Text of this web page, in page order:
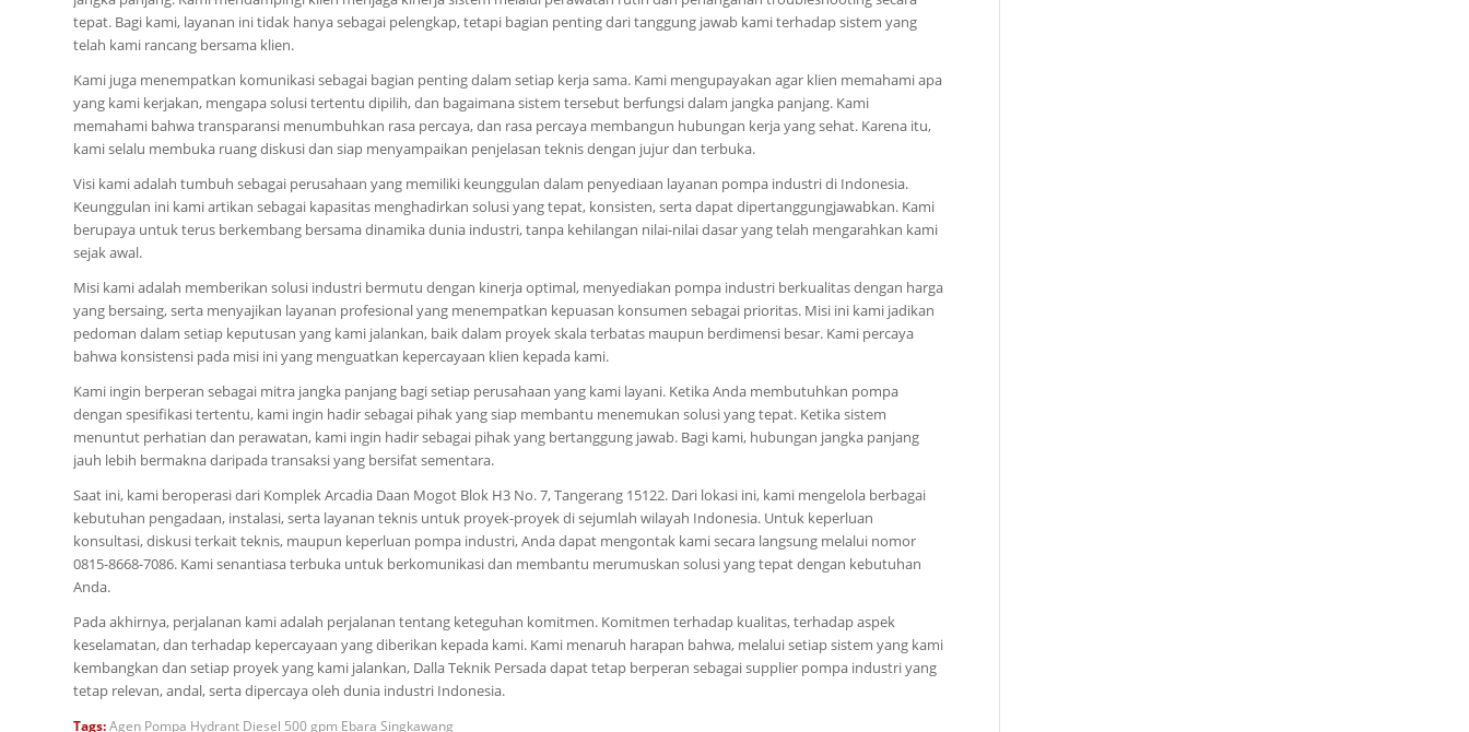
tepat. Bagi kami, layanan ini tidak hanya sebagai pelengkap, tetapi bagian penting dari tanggung jawab kami terhadap sistem yang
telah kami rancang bersama klien.
Kami juga menempatkan komunikasi sebagai bagian penting dalam setiap kerja sama. Kami mengupayakan agar klien memahami apa
yang kami kerjakan, mengapa solusi tertentu dipilih, dan bagaimana sistem tersebut berfungsi dalam jangka panjang. Kami
memahami bahwa transparansi menumbuhkan rasa percaya, dan rasa percaya membangun hubungan kerja yang sehat. Karena itu,
kami selalu membuka ruang diskusi dan siap menyampaikan penjelasan teknis dengan jujur dan terbuka.
Visi kami adalah tumbuh sebagai perusahaan yang memiliki keunggulan dalam penyediaan layanan pompa industri di Indonesia.
Keunggulan ini kami artikan sebagai kapasitas menghadirkan solusi yang tepat, konsisten, serta dapat dipertanggungjawabkan. Kami
berupaya untuk terus berkembang bersama dinamika dunia industri, tanpa kehilangan nilai-nilai dasar yang telah mengarahkan kami
sejak awal.
Misi kami adalah memberikan solusi industri bermutu dengan kinerja optimal, menyediakan pompa industri berkualitas dengan harga
yang bersaing, serta menyajikan layanan profesional yang menempatkan kepuasan konsumen sebagai prioritas. Misi ini kami jadikan
pedoman dalam setiap keputusan yang kami jalankan, baik dalam proyek skala terbatas maupun berdimensi besar. Kami percaya
bahwa konsistensi pada misi ini yang menguatkan kepercayaan klien kepada kami.
Kami ingin berperan sebagai mitra jangka panjang bagi setiap perusahaan yang kami layani. Ketika Anda membutuhkan pompa
dengan spesifikasi tertentu, kami ingin hadir sebagai pihak yang siap membantu menemukan solusi yang tepat. Ketika sistem
menuntut perhatian dan perawatan, kami ingin hadir sebagai pihak yang bertanggung jawab. Bagi kami, hubungan jangka panjang
jauh lebih bermakna daripada transaksi yang bersifat sementara.
Saat ini, kami beroperasi dari Komplek Arcadia Daan Mogot Blok H3 No. 7, Tangerang 15122. Dari lokasi ini, kami mengelola berbagai
kebutuhan pengadaan, instalasi, serta layanan teknis untuk proyek-proyek di sejumlah wilayah Indonesia. Untuk keperluan
konsultasi, diskusi terkait teknis, maupun keperluan pompa industri, Anda dapat mengontak kami secara langsung melalui nomor
0815-8668-7086. Kami senantiasa terbuka untuk berkomunikasi dan membantu merumuskan solusi yang tepat dengan kebutuhan
Anda.
Pada akhirnya, perjalanan kami adalah perjalanan tentang keteguhan komitmen. Komitmen terhadap kualitas, terhadap aspek
keselamatan, dan terhadap kepercayaan yang diberikan kepada kami. Kami menaruh harapan bahwa, melalui setiap sistem yang kami
kembangkan dan setiap proyek yang kami jalankan, Dalla Teknik Persada dapat tetap berperan sebagai supplier pompa industri yang
tetap relevan, andal, serta dipercaya oleh dunia industri Indonesia.
Tags:Agen Pompa Hydrant Diesel 500 gpm Ebara Singkawang